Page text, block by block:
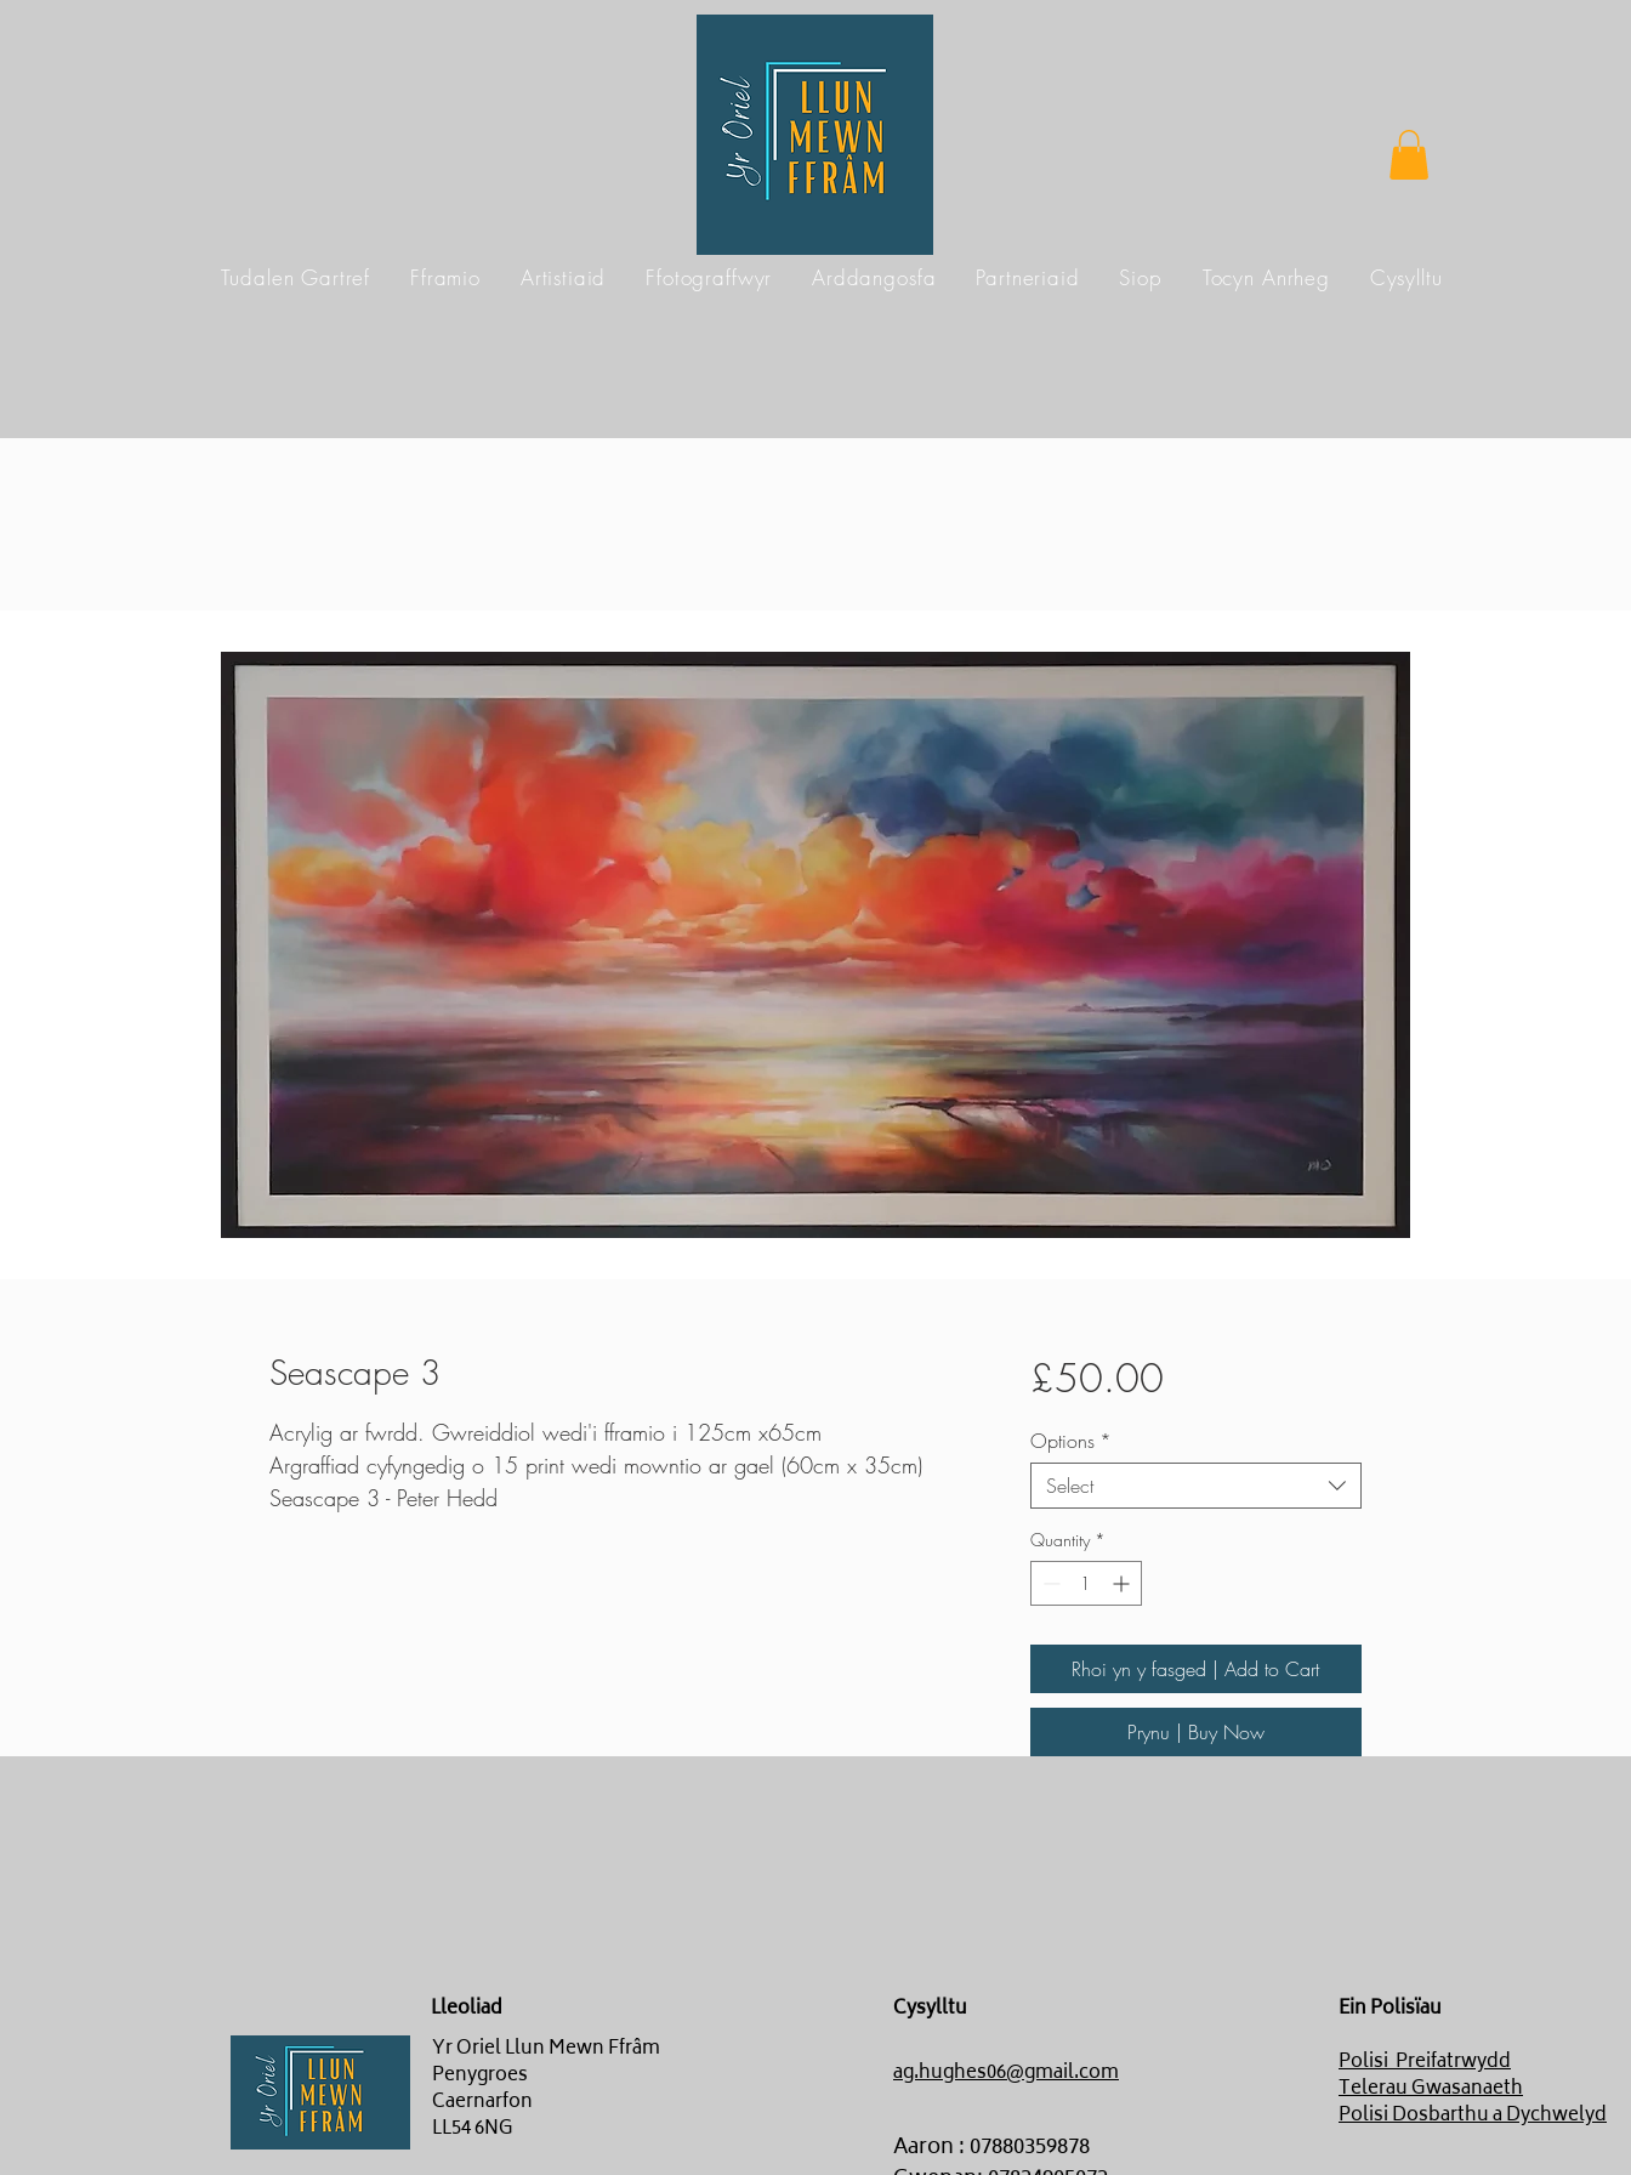
Tudalen Gartref Fframio Artistiaid Ffotograffwyr Arddangosfa Partneriaid Siop Tocyn Anrheg Cysylltu
Seascape 3
Acrylig ar fwrdd. Gwreiddiol wedi'i fframio i 125cm x65cm
Argraffiad cyfyngedig o 15 print wedi mowntio ar gael (60cm x 35cm)
Seascape 3 - Peter Hedd
£50.00Price
Options *
Select
Quantity *
Rhoi yn y fasged | Add to Cart
Prynu | Buy Now
Lleoliad
Cysylltu
Yr Oriel Llun Mewn Ffrâm
Penygroes
Caernarfon
LL54 6NG
ag.hughes06@gmail.com
Aaron : 07880359878
Ein Polisïau
Polisi Preifatrwydd
Telerau Gwasanaeth
Polisi Dosbarthu a Dychwelyd